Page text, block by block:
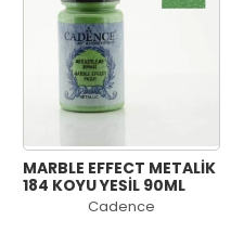
MARBLE EFFECT METALİK
184 KOYU YEŞİL 90ML
Cadence